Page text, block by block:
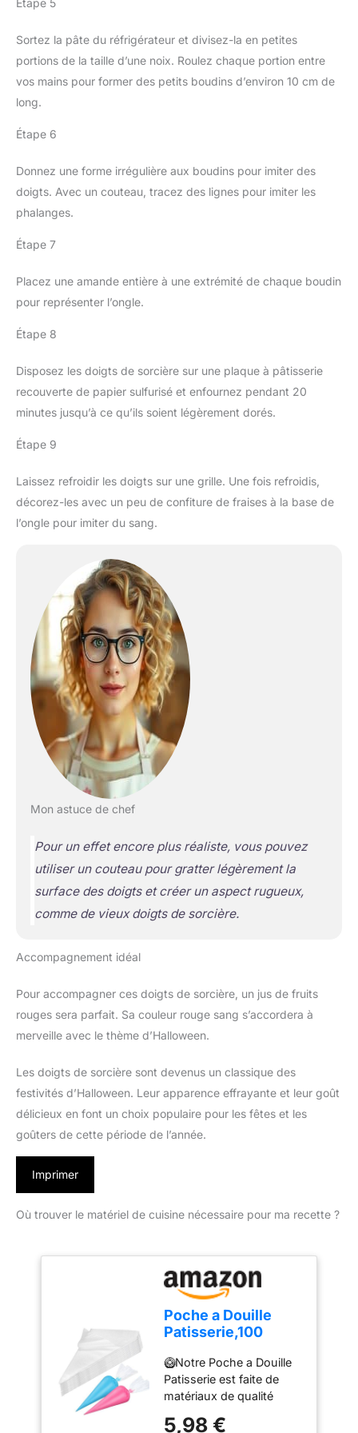
Étape 5
Sortez la pâte du réfrigérateur et divisez-la en petites
portions de la taille d’une noix. Roulez chaque portion entre
vos mains pour former des petits boudins d’environ 10 cm de
long.
Étape 6
Donnez une forme irrégulière aux boudins pour imiter des
doigts. Avec un couteau, tracez des lignes pour imiter les
phalanges.
Étape 7
Placez une amande entière à une extrémité de chaque boudin
pour représenter l’ongle.
Étape 8
Disposez les doigts de sorcière sur une plaque à pâtisserie
recouverte de papier sulfurisé et enfournez pendant 20
minutes jusqu’à ce qu’ils soient légèrement dorés.
Étape 9
Laissez refroidir les doigts sur une grille. Une fois refroidis,
décorez-les avec un peu de confiture de fraises à la base de
l’ongle pour imiter du sang.
Mon astuce de chef
Pour un effet encore plus réaliste, vous pouvez
utiliser un couteau pour gratter légèrement la
surface des doigts et créer un aspect rugueux,
comme de vieux doigts de sorcière.
Accompagnement idéal
Pour accompagner ces doigts de sorcière, un jus de fruits
rouges sera parfait. Sa couleur rouge sang s’accordera à
merveille avec le thème d’Halloween.
Les doigts de sorcière sont devenus un classique des
festivités d’Halloween. Leur apparence effrayante et leur goût
délicieux en font un choix populaire pour les fêtes et les
goûters de cette période de l’année.
Imprimer
Où trouver le matériel de cuisine nécessaire pour ma recette ?
Poche a Douille
Patisserie,100
Jetables, Poches à
Douille
Professionnelles,
Poches à Douille
🥝Notre Poche a Douille
Patisserie est faite de
matériaux de qualité
et inodores, sûrs et sains
5,98 €